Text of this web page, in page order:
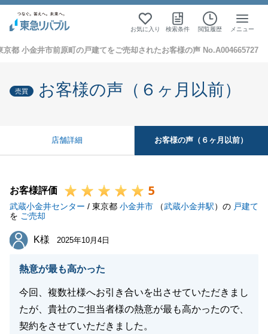
お気に入り 検索条件 閲覧履歴 メニュー
京都 小金井市前原町の戸建てをご売却されたお客様の声 No.A004665727
売買 お客様の声（６ヶ月以前）
店舗詳細 お客様の声（６ヶ月以前）
お客様評価 5
武蔵小金井センター / 東京都 小金井市 （武蔵小金井駅）の 戸建て
を ご売却
K様
K様 2025年10月4日
熱意が最も高かった
今回、複数社様へお引き合いを出させていただきまし
たが、貴社のご担当者様の熱意が最も高かったので、
契約をさせていただきました。